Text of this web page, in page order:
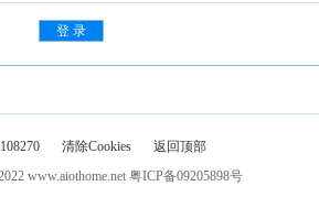
清除Cookies
返回顶部
www.aiothome.net 粤ICP备09205898号